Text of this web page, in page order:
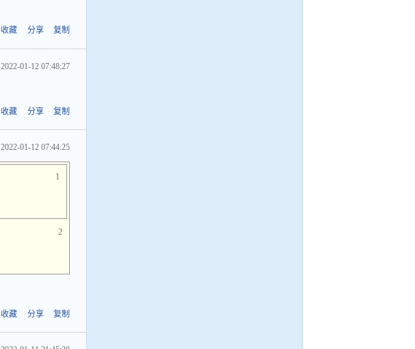
收藏 分享 复制
2022-01-12 07:48:27
收藏 分享 复制
2022-01-12 07:44:25
1
2
收藏 分享 复制